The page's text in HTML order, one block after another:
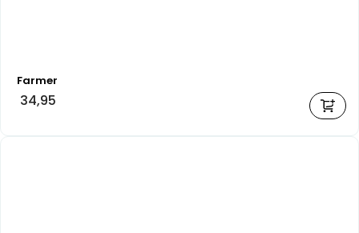
Farmer
34,95